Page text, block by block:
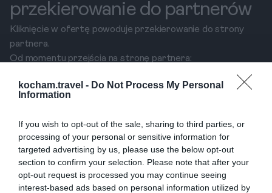
kocham.travel - Do Not Process My Personal
Information
If you wish to opt-out of the sale, sharing to third parties, or
processing of your personal or sensitive information for
targeted advertising by us, please use the below opt-out
section to confirm your selection. Please note that after your
opt-out request is processed you may continue seeing
interest-based ads based on personal information utilized by
przekierowanie do partnerów
Kliknięcie w ofertę powoduje przekierowanie do strony
partnera.
Od momentu przejścia na stronę partnera:
przetwarzanie odbywa się zgodnie z jego polityką
przetwarzanie danych przez partnerów.
6. Odbiorcy danych
Dane mogą być przekazywane:
dostawcom usług IT,